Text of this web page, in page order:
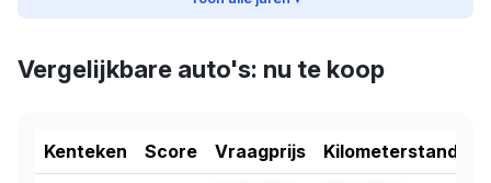
Vergelijkbare auto's: nu te koop
Kenteken Score Vraagprijs Kilometerstand